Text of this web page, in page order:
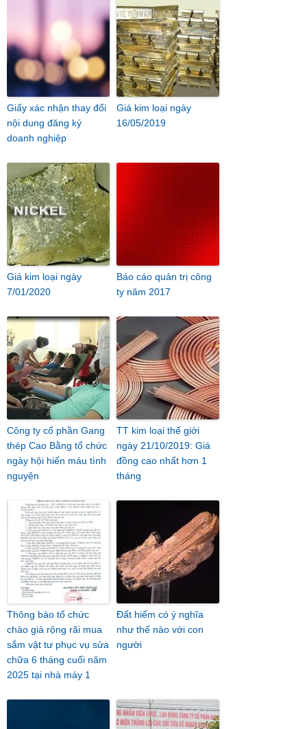
Giấy xác nhận thay đổi
nội dung đăng ký
doanh nghiệp
Giá kim loại ngày
16/05/2019
Giá kim loại ngày
7/01/2020
Báo cáo quản trị công
ty năm 2017
Công ty cổ phần Gang
thép Cao Bằng tổ chức
ngày hội hiến máu tình
nguyện
TT kim loại thế giới
ngày 21/10/2019: Giá
đồng cao nhất hơn 1
tháng
Thông báo tổ chức
chào giá rộng rãi mua
sắm vật tư phục vụ sửa
chữa 6 tháng cuối năm
2025 tại nhà máy 1
Đất hiếm có ý nghĩa
như thế nào với con
người